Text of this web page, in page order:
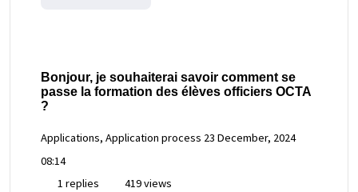
Bonjour, je souhaiterai savoir comment se
passe la formation des élèves officiers OCTA
?
Applications, Application process 23 December, 2024
08:14
1 replies
419 views